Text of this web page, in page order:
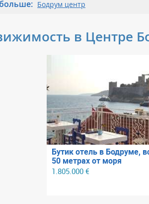
Бодрум центр
в Центре
с
Бутик отель в Бодруме,
50 метрах от моря
1.805.000 €